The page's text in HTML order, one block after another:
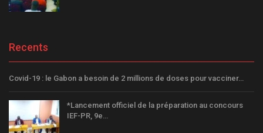
Recents
Covid-19 : le Gabon a besoin de 2 millions de doses pour vacciner…
*Lancement officiel de la préparation au concours
IEF-PR, 9e…